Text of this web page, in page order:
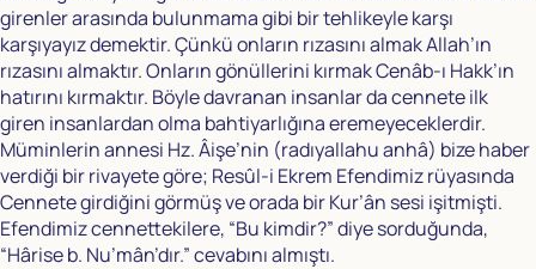
girenler arasında bulunmama gibi bir tehlikeyle karşı
karşıyayız demektir. Çünkü onların rızasını almak Allah’ın
rızasını almaktır. Onların gönüllerini kırmak Cenâb-ı Hakk’ın
hatırını kırmaktır. Böyle davranan insanlar da cennete ilk
giren insanlardan olma bahtiyarlığına eremeyeceklerdir.
Müminlerin annesi Hz. Âişe’nin (radıyallahu anhâ) bize haber
verdiği bir rivayete göre; Resûl-i Ekrem Efendimiz rüyasında
Cennete girdiğini görmüş ve orada bir Kur’ân sesi işitmişti.
Efendimiz cennettekilere, “Bu kimdir?” diye sorduğunda,
“Hârise b. Nu’mân’dır.” cevabını almıştı.